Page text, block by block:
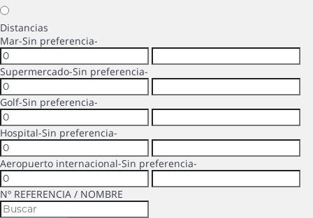
Distancias
Mar-Sin preferencia-
Supermercado-Sin preferencia-
Golf-Sin preferencia-
Hospital-Sin preferencia-
Aeropuerto internacional-Sin preferencia-
Nº REFERENCIA / NOMBRE